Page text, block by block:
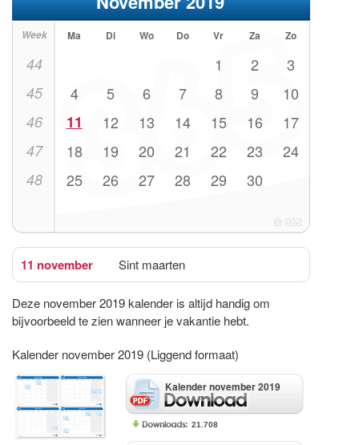
Week Ma Di Wo Do Vr Za Zo
44 1 2 3
45 4 5 6 7 8 9 10
46 11 12 13 14 15 16 17
47 18 19 20 21 22 23 24
48 25 26 27 28 29 30
11 november Sint maarten
Deze november 2019 kalender is altijd handig om
bijvoorbeeld te zien wanneer je vakantie hebt.
Kalender november 2019 (Liggend formaat)
Kalender november 2019
21.708